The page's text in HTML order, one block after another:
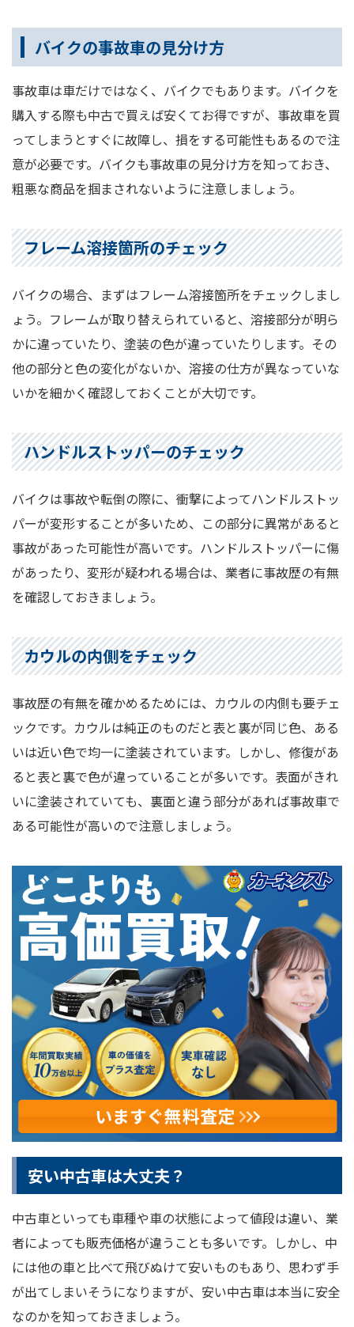
バイクの事故車の見分け方
事故車は車だけではなく、バイクでもあります。バイクを
購入する際も中古で買えば安くてお得ですが、事故車を買
ってしまうとすぐに故障し、損をする可能性もあるので注
意が必要です。バイクも事故車の見分け方を知っておき、
粗悪な商品を掴まされないように注意しましょう。
フレーム溶接箇所のチェック
バイクの場合、まずはフレーム溶接箇所をチェックしまし
ょう。フレームが取り替えられていると、溶接部分が明ら
かに違っていたり、塗装の色が違っていたりします。その
他の部分と色の変化がないか、溶接の仕方が異なっていな
いかを細かく確認しておくことが大切です。
ハンドルストッパーのチェック
バイクは事故や転倒の際に、衝撃によってハンドルストッ
パーが変形することが多いため、この部分に異常があると
事故があった可能性が高いです。ハンドルストッパーに傷
があったり、変形が疑われる場合は、業者に事故歴の有無
を確認しておきましょう。
カウルの内側をチェック
事故歴の有無を確かめるためには、カウルの内側も要チェ
ックです。カウルは純正のものだと表と裏が同じ色、ある
いは近い色で均一に塗装されています。しかし、修復があ
ると表と裏で色が違っていることが多いです。表面がきれ
いに塗装されていても、裏面と違う部分があれば事故車で
ある可能性が高いので注意しましょう。
安い中古車は大丈夫？
中古車といっても車種や車の状態によって値段は違い、業
者によっても販売価格が違うことも多いです。しかし、中
には他の車と比べて飛びぬけて安いものもあり、思わず手
が出てしまいそうになりますが、安い中古車は本当に安全
なのかを知っておきましょう。